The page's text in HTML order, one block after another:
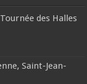
des Halles
Saint-Jean-